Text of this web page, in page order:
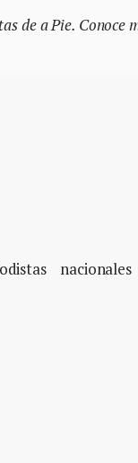
de a Pie. Conoce